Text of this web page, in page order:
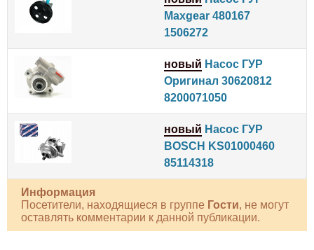
Maxgear 480167
1506272
новый Насос ГУР
Оригинал 30620812
8200071050
новый Насос ГУР
BOSCH KS01000460
85114318
Информация
Посетители, находящиеся в группе Гости, не могут
оставлять комментарии к данной публикации.